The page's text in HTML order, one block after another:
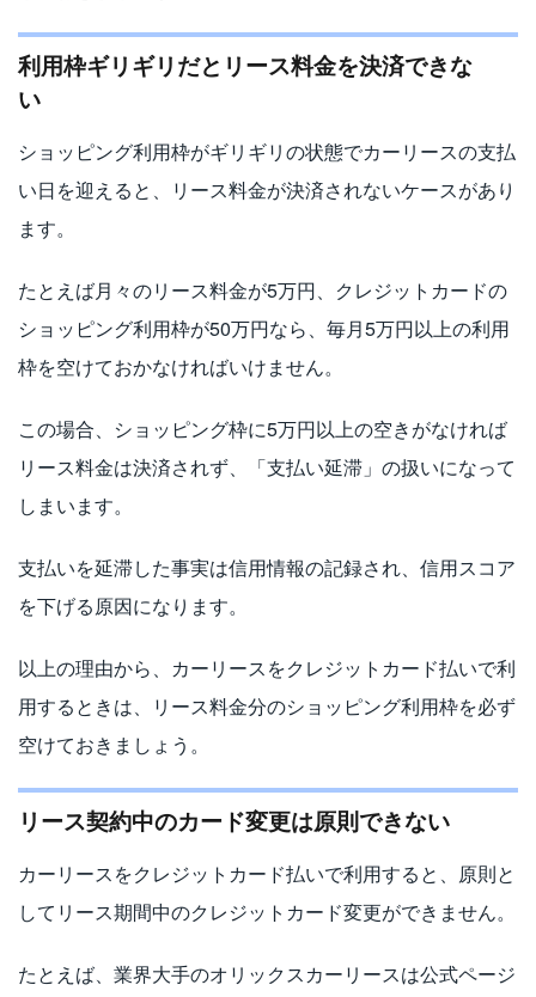
利用枠ギリギリだとリース料金を決済できな
い
ショッピング利用枠がギリギリの状態でカーリースの支払
い日を迎えると、リース料金が決済されないケースがあり
ます。
たとえば月々のリース料金が5万円、クレジットカードの
ショッピング利用枠が50万円なら、毎月5万円以上の利用
枠を空けておかなければいけません。
この場合、ショッピング枠に5万円以上の空きがなければ
リース料金は決済されず、「支払い延滞」の扱いになって
しまいます。
支払いを延滞した事実は信用情報の記録され、信用スコア
を下げる原因になります。
以上の理由から、カーリースをクレジットカード払いで利
用するときは、リース料金分のショッピング利用枠を必ず
空けておきましょう。
リース契約中のカード変更は原則できない
カーリースをクレジットカード払いで利用すると、原則と
してリース期間中のクレジットカード変更ができません。
たとえば、業界大手のオリックスカーリースは公式ページ